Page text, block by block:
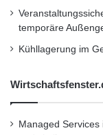
temporäre
Kühllagerung im
Managed